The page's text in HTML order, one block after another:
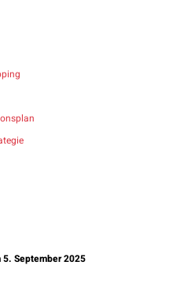
September 2025